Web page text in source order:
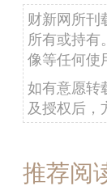
财新网所刊
所有或持有
像等任何使
如有意愿转
及授权后，
推荐阅